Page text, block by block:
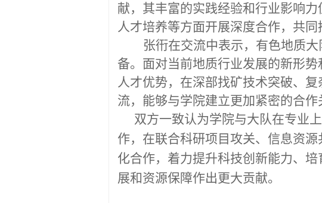
献，其丰富的实践经验和行业影响
人才培养等方面开展深度合作，共同
张衎在交流中表示，有色地质
备。面对当前地质行业发展的新形
人才优势，在深部找矿技术突破、
流，能够与学院建立更加紧密的合作
双方一致认为学院与大队在专业
作，在联合科研项目攻关、信息资
化合作，着力提升科技创新能力、
展和资源保障作出更大贡献。